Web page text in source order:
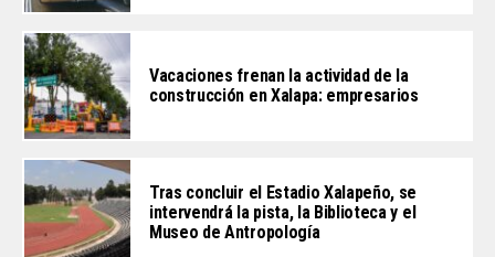
Vacaciones frenan la actividad de la
construcción en Xalapa: empresarios
Tras concluir el Estadio Xalapeño, se
intervendrá la pista, la Biblioteca y el
Museo de Antropología